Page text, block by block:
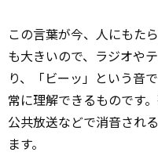
この言葉が今、人にもた
も大きいので、ラジオや
り、「ビーッ」という音
常に理解できるものです
公共放送などで消音され
ます。